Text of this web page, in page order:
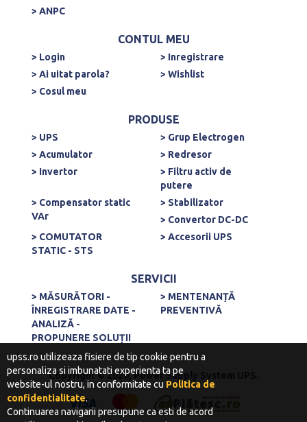
> ANPC
CONTUL MEU
> Login
> Inregistrare
> Ai uitat parola?
> Wishlist
> Cosul meu
PRODUSE
> UPS
> Grup Electrogen
> Acumulator
> Redresor
> Invertor
> Filtru activ de
putere
> Compensator static
VAr
> Stabilizator
> Convertor DC-DC
> COMUTATOR
STATIC - STS
> Accesorii UPS
SERVICII
> MĂSURĂTORI -
ÎNREGISTRARE DATE -
ANALIZĂ -
PROPUNERE SOLUȚII
> MENTENANȚĂ
PREVENTIVĂ
Copyright © 2020, Power Supply System UPS.
upss.ro utilizeaza fisiere de tip cookie pentru a
personaliza si imbunatati experienta ta pe
website-ul nostru, in conformitate cu Politica de
confidentialitate.
Continuarea navigarii presupune ca esti de acord